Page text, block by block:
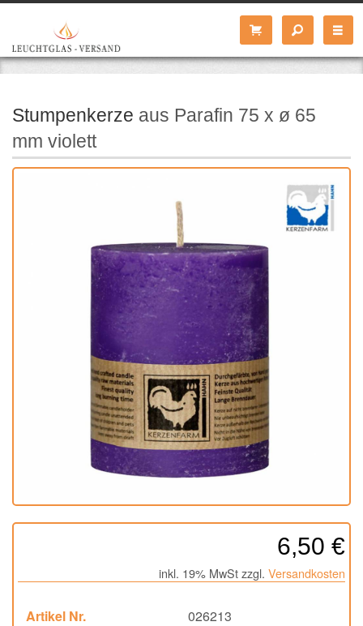
Stumpenkerze aus Parafin 75 x ø 65
mm violett
6,50 €
inkl. 19% MwSt zzgl. Versandkosten
Artikel Nr.
026213